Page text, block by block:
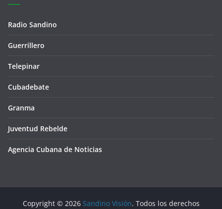
Radio Sandino
Guerrillero
Telepinar
Cubadebate
Granma
Juventud Rebelde
Agencia Cubana de Noticias
Copyright © 2026 Sandino Visión. Todos los derechos